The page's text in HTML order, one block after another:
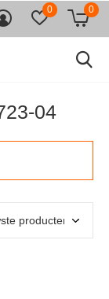
0 0
04